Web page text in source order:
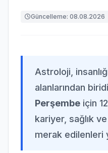
Güncelleme: 08.08.2026
Astroloji,
alanlarından
Perşembe için
kariyer, sağlık
merak edilenleri